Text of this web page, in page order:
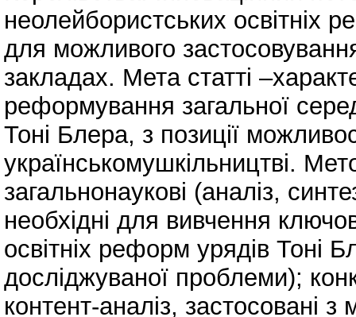
неолейбористських освітніх
для можливого застосовування
закладах. Мета статті
реформування загальної
Тоні Блера, з позиції
українськомушкільництві.
загальнонаукові (аналіз,
необхідні для вивчення
освітніх реформ урядів Тоні
досліджуваної проблеми);
контент-аналіз, застосовані